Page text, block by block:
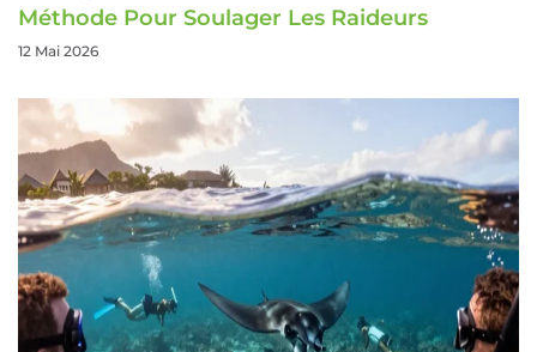
Méthode Pour Soulager Les Raideurs
12 Mai 2026